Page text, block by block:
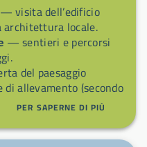
— visita dell’edificio
architettura locale.
— sentieri e percorsi
del paesaggio
allevamento (secondo
PER SAPERNE DI PIÙ